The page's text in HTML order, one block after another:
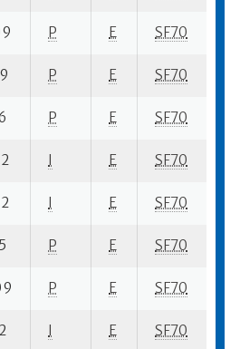
P E SF70
P E SF70
P E SF70
I E SF70
I E SF70
P E SF70
P E SF70
I E SF70